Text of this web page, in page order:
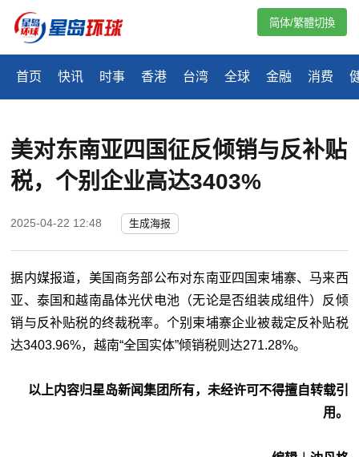
首页 快讯 时事 香港 台湾 全球 金融 消费
简体/繁體切換
美对东南亚四国征反倾销与反补贴
税，个别企业高达3403%
2025-04-22 12:48 生成海报
据内媒报道，美国商务部公布对东南亚四国柬埔寨、马来西
亚、泰国和越南晶体光伏电池（无论是否组装成组件）反倾
销与反补贴税的终裁税率。个别柬埔寨企业被裁定反补贴税
达3403.96%，越南“全国实体”倾销税则达271.28%。
以上内容归星岛新闻集团所有，未经许可不得擅自转载引
用。